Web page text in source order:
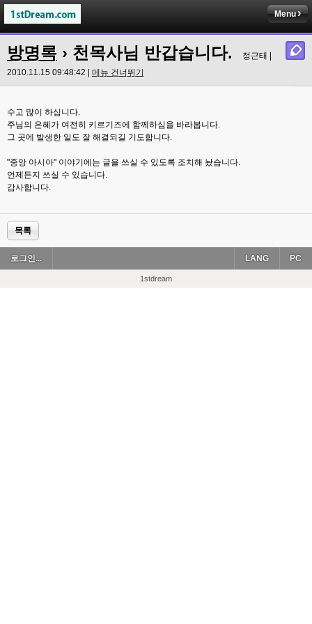
Menu
방명록 › 천목사님 반갑습니다.
정근태 |
2010.11.15 09:48:42 | 메뉴 건너뛰기
수고 많이 하십니다.
주님의 은혜가 여전히 키르기즈에 함께하심을 바라봅니다.
그 곳에 발생한 일도 잘 해결되길 기도합니다.
"중앙 아시아" 이야기에는 글을 쓰실 수 있도록 조치해 놨습니다.
언제든지 쓰실 수 있습니다.
감사합니다.
목록
로그인... PC
LANG
1stdream